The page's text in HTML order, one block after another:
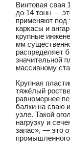
Винтовая свая
до 14 тонн —
применяют
каркасы и
крупные
мм
распределяет
значительной
массивному
Крупная
тяжёлый
равномернее
балки на сваю
узле. Такой
нагрузку и
запас», — это